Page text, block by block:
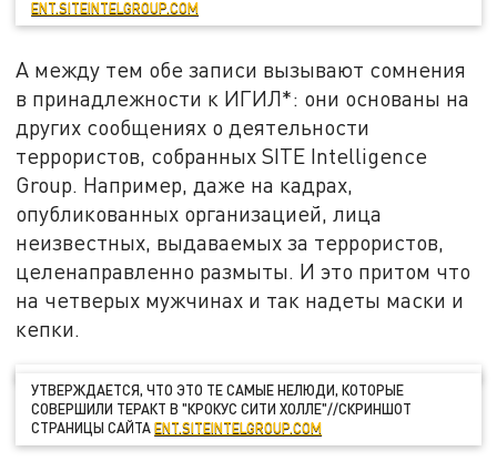
ENT.SITEINTELGROUP.COM
А между тем обе записи вызывают сомнения
в принадлежности к ИГИЛ*: они основаны на
других сообщениях о деятельности
террористов, собранных SITE Intelligence
Group. Например, даже на кадрах,
опубликованных организацией, лица
неизвестных, выдаваемых за террористов,
целенаправленно размыты. И это притом что
на четверых мужчинах и так надеты маски и
кепки.
УТВЕРЖДАЕТСЯ, ЧТО ЭТО ТЕ САМЫЕ НЕЛЮДИ, КОТОРЫЕ
СОВЕРШИЛИ ТЕРАКТ В "КРОКУС СИТИ ХОЛЛЕ"//СКРИНШОТ
СТРАНИЦЫ САЙТАENT.SITEINTELGROUP.COM